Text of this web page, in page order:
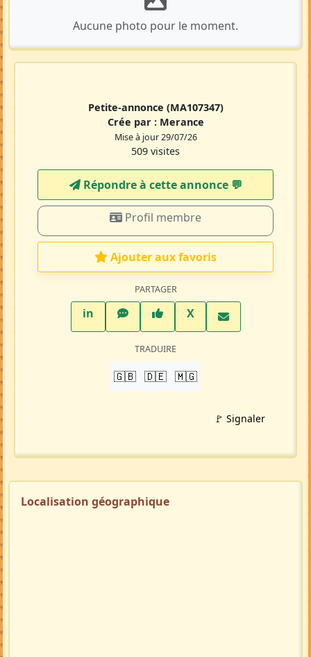
Aucune photo pour le moment.
Petite-annonce (MA107347)
Crée par : Merance
Mise à jour 29/07/26
509 visites
Répondre à cette annonce 💬​
Profil membre
Ajouter aux favoris
PARTAGER
inLinkedInWhatsAppFacebook
XTwitter X
TRADUIRE
🇬🇧 🇩🇪 🇲🇬
🚩 Signaler
Localisation géographique